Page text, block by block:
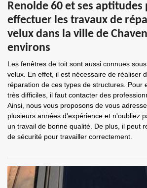
Renolde 60 et ses aptitudes
effectuer les travaux de
velux dans la ville de
environs
Les fenêtres de toit sont aussi connues
velux. En effet, il est nécessaire de réaliser
réparation de ces types de structures. Pour
très difficiles, il faut contacter des
Ainsi, nous vous proposons de vous
plusieurs années d'expérience et n'oubliez
un travail de bonne qualité. De plus, il peut
de sécurité pour travailler correctement.